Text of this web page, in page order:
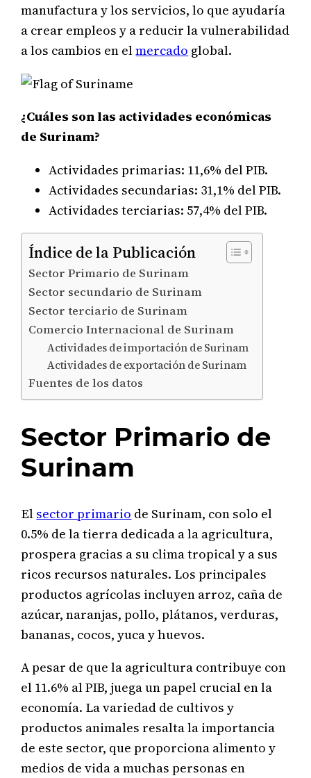
manufactura y los servicios, lo que ayudaría
a crear empleos y a reducir la vulnerabilidad
a los cambios en elmercado global.
¿Cuáles son las actividades económicas
de Surinam?
Actividades primarias: 11,6% del PIB.
Actividades secundarias: 31,1% del PIB.
Actividades terciarias: 57,4% del PIB.
Índice de la Publicación
Sector Primario de Surinam
Sector secundario de Surinam
Sector terciario de Surinam
Comercio Internacional de Surinam
Actividades de importación de Surinam
Actividades de exportación de Surinam
Fuentes de los datos
Sector Primario de
Surinam
El sector primario de Surinam, con solo el
0.5% de la tierra dedicada a la agricultura,
prospera gracias a su clima tropical y a sus
ricos recursos naturales. Los principales
productos agrícolas incluyen arroz, caña de
azúcar, naranjas, pollo, plátanos, verduras,
bananas, cocos, yuca y huevos.
A pesar de que la agricultura contribuye con
el 11.6% al PIB, juega un papel crucial en la
economía. La variedad de cultivos y
productos animales resalta la importancia
de este sector, que proporciona alimento y
medios de vida a muchas personas en